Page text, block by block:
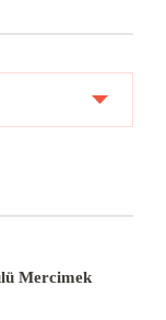
Mercimek